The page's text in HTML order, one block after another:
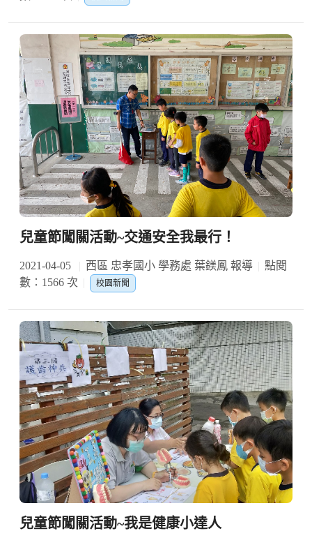
兒童節闖關活動~交通安全我最行！
2021-04-05 西區 忠孝國小 學務處 葉鎂鳳 報導
點閱
數：1566 次
校園新聞
兒童節闖關活動~我是健康小達人